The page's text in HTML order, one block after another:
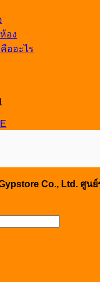
อง
ออะไร
Co., Ltd. ศูน